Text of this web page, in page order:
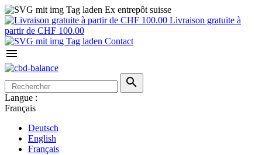
Ex entrepôt suisse
Livraison gratuite à
partir de CHF 100.00
Contact


Langue :
Français
Deutsch
English
Français